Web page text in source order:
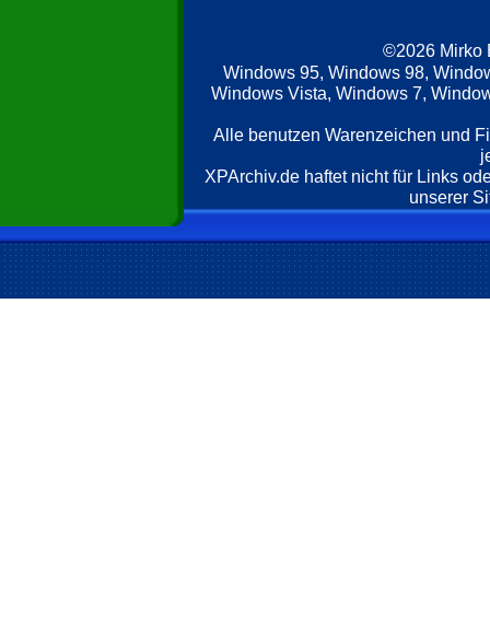
©2026 Mirko
Windows 95, Windows 98,
Windows Vista, Windows 7,
Alle benutzen Warenzeichen und
XPArchiv.de haftet nicht für Links
unserer